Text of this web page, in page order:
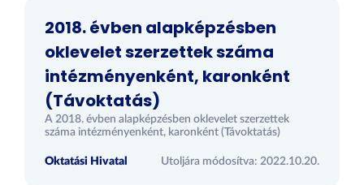
2018. évben alapképzésben
oklevelet szerzettek száma
intézményenként, karonként
(Távoktatás)
A 2018. évben alapképzésben oklevelet szerzettek
száma intézményenként, karonként (Távoktatás)
Oktatási Hivatal Utoljára módosítva: 2022.10.20.